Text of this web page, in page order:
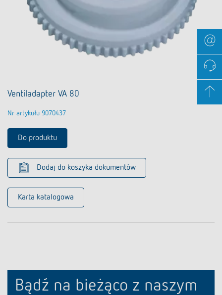
Ventiladapter VA 80
Nr artykułu 9070437
Do produktu
Dodaj do koszyka dokumentów
Karta katalogowa
Bądź na bieżąco z naszym